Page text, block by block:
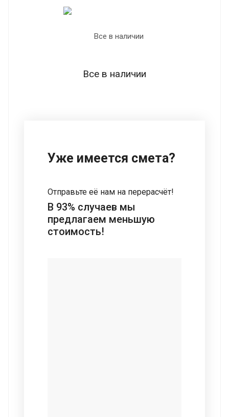
Все в наличии
Уже имеется смета?
Отправьте её нам на перерасчёт!
В 93% случаев мы
предлагаем меньшую
стоимость!